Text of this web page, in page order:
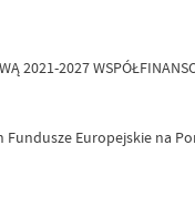
2021-2027
Europejskie na